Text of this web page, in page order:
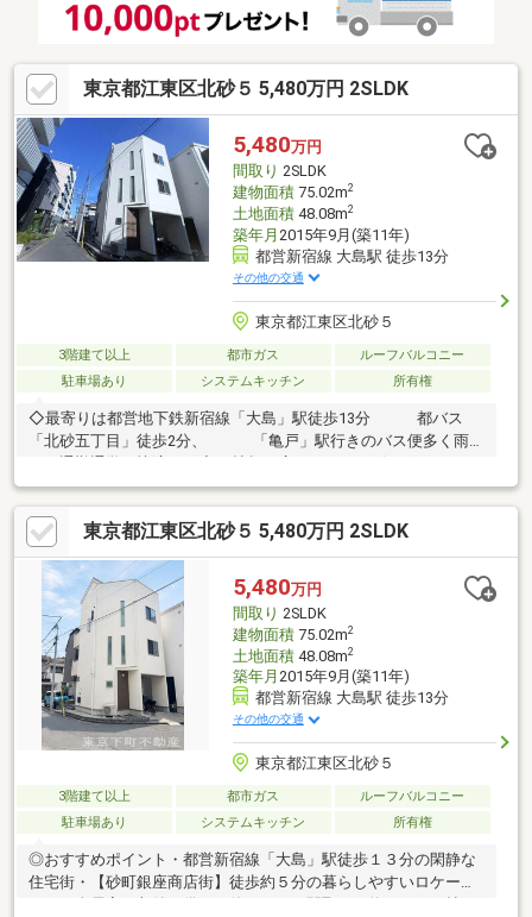
東京都江東区北砂５ 5,480万円 2SLDK
5,480万円
間取り 2SLDK
建物面積75.02m2
土地面積48.08m2
築年月 2015年9月(築11年)
都営新宿線 大島駅 徒歩13分
その他の交通
東京都江東区北砂５
3階建て以上 都市ガス
ルーフバルコニー
駐車場あり
システムキッチン 所有権
◇最寄りは都営地下鉄新宿線「大島」駅徒歩13分 都バス
「北砂五丁目」徒歩2分、 「亀戸」駅行きのバス便多く雨の
日の通勤通学も快適です◇15帖超の広々としたリビングルー
ム、 各居室にクローゼット完備！ 室内はとてもきれ
いな状態です◇満天の星空や季節ごとに色を変える空、 ル
ーフバルコニーは家族のプライベートスペースです ◇浴室
と洗面室は3階です！ お洗濯ものはルーフバルコニーへ！！
東京都江東区北砂５ 5,480万円 2SLDK
5,480万円
間取り 2SLDK
建物面積75.02m2
土地面積48.08m2
築年月 2015年9月(築11年)
都営新宿線 大島駅 徒歩13分
その他の交通
東京都江東区北砂５
3階建て以上 都市ガス
ルーフバルコニー
駐車場あり
システムキッチン 所有権
◎おすすめポイント・都営新宿線「大島」駅徒歩１３分の閑静な
住宅街・【砂町銀座商店街】徒歩約５分の暮らしやすいロケーシ